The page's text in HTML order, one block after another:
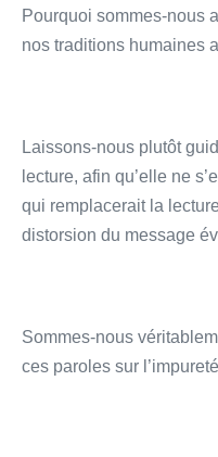
Pourquoi sommes-nous
nos traditions humaines
Laissons-nous plutôt
lecture, afin qu’elle ne
qui remplacerait la
distorsion du message
Sommes-nous
ces paroles sur